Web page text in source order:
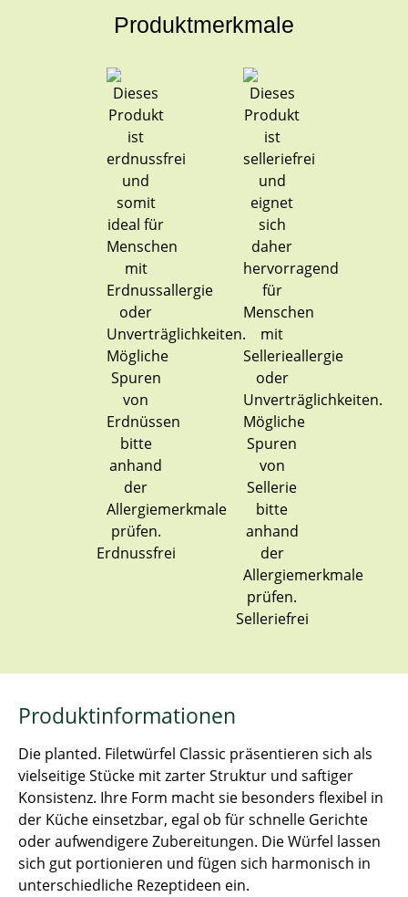
Produktmerkmale
Erdnussfrei
Selleriefrei
Produktinformationen
Die planted. Filetwürfel Classic präsentieren sich als
vielseitige Stücke mit zarter Struktur und saftiger
Konsistenz. Ihre Form macht sie besonders flexibel in
der Küche einsetzbar, egal ob für schnelle Gerichte
oder aufwendigere Zubereitungen. Die Würfel lassen
sich gut portionieren und fügen sich harmonisch in
unterschiedliche Rezeptideen ein.